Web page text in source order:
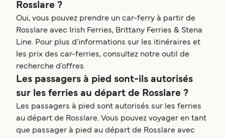
Rosslare ?
Oui, vous pouvez prendre un car-ferry à partir de
Rosslare avec Irish Ferries, Brittany Ferries & Stena
Line. Pour plus d'informations sur les itinéraires et
les prix des car-ferries, consultez notre outil de
recherche d'offres.
Les passagers à pied sont-ils autorisés
sur les ferries au départ de Rosslare ?
Les passagers à pied sont autorisés sur les ferries
au départ de Rosslare. Vous pouvez voyager en tant
que passager à pied au départ de Rosslare avec